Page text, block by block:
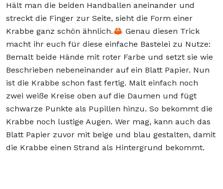
Hält man die beiden Handballen aneinander und
streckt die Finger zur Seite, sieht die Form einer
Krabbe ganz schön ähnlich.🦀 Genau diesen Trick
macht ihr euch für diese einfache Bastelei zu Nutze:
Bemalt beide Hände mit roter Farbe und setzt sie wie
Beschrieben nebeneinander auf ein Blatt Papier. Nun
ist die Krabbe schon fast fertig. Malt einfach noch
zwei weiße Kreise oben auf die Daumen und fügt
schwarze Punkte als Pupillen hinzu. So bekommt die
Krabbe noch lustige Augen. Wer mag, kann auch das
Blatt Papier zuvor mit beige und blau gestalten, damit
die Krabbe einen Strand als Hintergrund bekommt.